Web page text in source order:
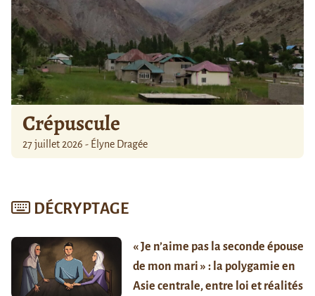
Crépuscule
27 juillet 2026 - Élyne Dragée
DÉCRYPTAGE
« Je n’aime pas la seconde épouse
de mon mari » : la polygamie en
Asie centrale, entre loi et réalités